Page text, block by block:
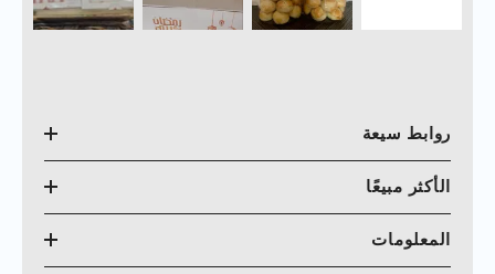
روابط سيعة
الأكثر مبيعًا
المعلومات